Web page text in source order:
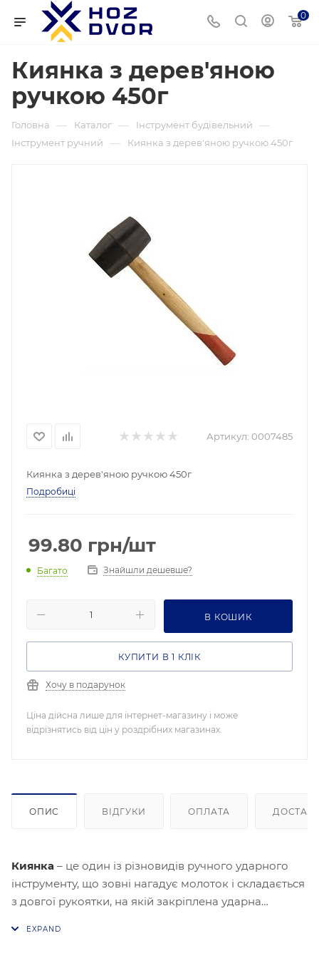
0
Киянка з дерев'яною
ручкою 450г
Головна — Каталог — Інструмент будівельний —
Інструмент ручний — Киянка з дерев'яною ручкою 450г
Артикул: 0007485
Киянка з дерев'яною ручкою 450г
Подробиці
99.80 грн/шт
Багато Знайшли дешевше?
В КОШИК
КУПИТИ В 1 КЛІК
Хочу в подарунок
Ціна дійсна лише для інтернет-магазину і може
відрізнятись від цін у роздрібних магазинах.
ОПИС ВІДГУКИ ОПЛАТА
Киянка – це один із різновидів ручного ударного
інструменту, що зовні нагадує молоток і складається
з довгої рукоятки, на якій закріплена ударна